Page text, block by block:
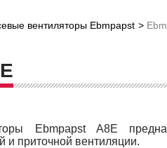
вентиляторы Ebmpapst
Ebmpapst A8E
и приточной вентиляции.